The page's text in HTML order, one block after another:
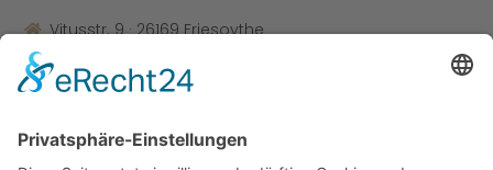
Vitusstr. 9 · 26169 Friesoythe
+49 04491 921 225
kontakt@gutaltenoythe.de